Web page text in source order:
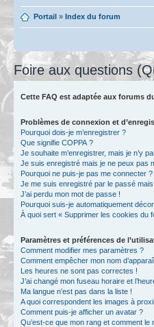
Portail » Index du forum
Foire aux questions
Cette FAQ est adaptée aux forums
Problèmes de connexion et
Pourquoi dois-je m’enregistrer ?
Que signifie COPPA ?
Je souhaite m’enregistrer, mais je n’y
Je suis enregistré mais je ne peux pas
Pourquoi ne puis-je pas me connecter ?
Je me suis enregistré par le passé
J’ai perdu mon mot de passe !
Pourquoi suis-je automatiquement
À quoi sert « Supprimer les cookies du
Paramètres et préférences de
Comment modifier mes paramètres ?
Comment empêcher mon nom
Les heures ne sont pas correctes !
J’ai changé mon fuseau horaire et
Ma langue n’est pas dans la liste !
A quoi correspondent les images à
Comment puis-je afficher un avatar ?
Qu’est-ce que mon rang et comment le